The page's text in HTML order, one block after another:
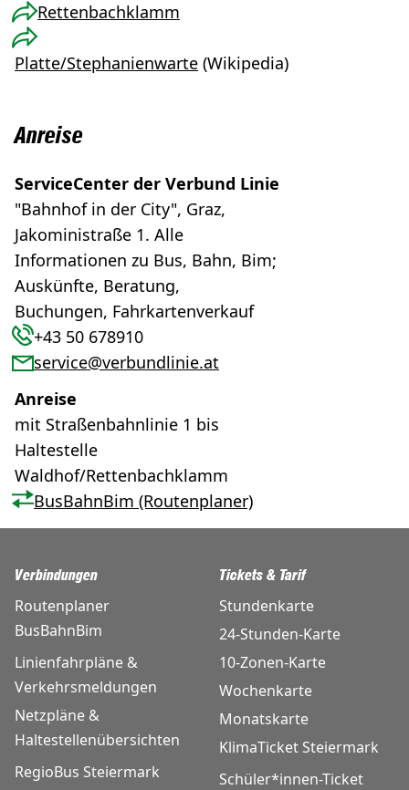
Rettenbachklamm
Platte/Stephanienwarte (Wikipedia)
Anreise
ServiceCenter der Verbund Linie
"Bahnhof in der City", Graz,
Jakoministraße 1. Alle
Informationen zu Bus, Bahn, Bim;
Auskünfte, Beratung,
Buchungen, Fahrkartenverkauf
+43 50 678910
service@verbundlinie.at
Anreise
mit Straßenbahnlinie 1 bis
Haltestelle
Waldhof/Rettenbachklamm
BusBahnBim (Routenplaner)
Verbindungen
Routenplaner
BusBahnBim
Linienfahrpläne &
Verkehrsmeldungen
Netzpläne &
Haltestellenübersichten
RegioBus Steiermark
Tickets & Tarif
Stundenkarte
24-Stunden-Karte
10-Zonen-Karte
Wochenkarte
Monatskarte
KlimaTicket Steiermark
Schüler*innen-Ticket